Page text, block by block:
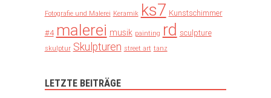
Fotografie und Malerei Keramik ks7 Kunstschimmer
#4 malerei musik painting rd sculpture
skulptur Skulpturen street art tanz
LETZTE BEITRÄGE